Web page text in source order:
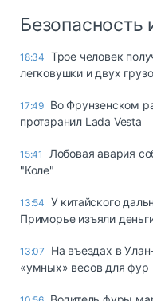
Безопасность
18:34 Трое человек
легковушки и двух
17:49 Во Фрунзенском
протаранил Lada Vesta
15:41
Лобовая авария
"Коле"
13:54 У китайского
Приморье изъяли
13:07
Ha въeздax в
«yмныx» вecoв для фyp